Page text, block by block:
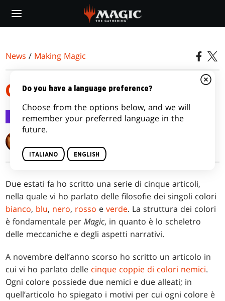
main
News / Making Magic
GRAZIE, AMICO MIO
Making Magic 20 mar 2017
Due estati fa ho scritto una serie di cinque articoli,
nella quale vi ho parlato delle filosofie dei singoli colori
bianco, blu, nero, rosso everde. La struttura dei colori
è fondamentale perMagic, in quanto è lo scheletro
delle meccaniche e degli aspetti narrativi.
A novembre dell’anno scorso ho scritto un articolo in
cui vi ho parlato delle cinque coppie di colori nemici.
Ogni colore possiede due nemici e due alleati; in
quell’articolo ho spiegato i motivi per cui ogni colore è
Do you have a language preference?
Choose from the options below, and we will
remember your preferred language in the
future.
ITALIANO ENGLISH